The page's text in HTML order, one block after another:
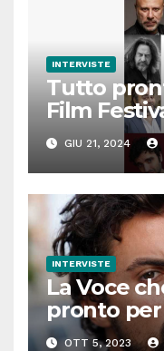
INTERVISTE
Tutto
Film
partner
GIU 21, 2024
INTERVISTE
La Voce
pronto
parla
OTT 5, 2023